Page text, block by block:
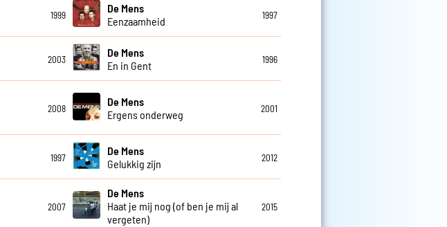
1999
De Mens
Eenzaamheid
1997
2003
De Mens
En in Gent
1996
2008
De Mens
Ergens onderweg
2001
1997
De Mens
Gelukkig zijn
2012
2007
De Mens
Haat je mij nog (of ben je mij al
vergeten)
2015